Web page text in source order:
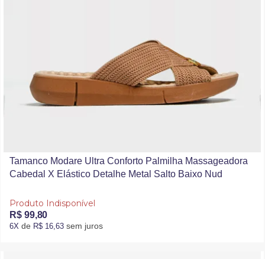
Tamanco Modare Ultra Conforto Palmilha Massageadora
Cabedal X Elástico Detalhe Metal Salto Baixo Nud
Produto Indisponível
R$ 99,80
6X de R$ 16,63 sem juros